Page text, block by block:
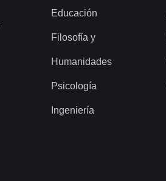
Educación
Filosofía y
Humanidades
Psicología
Ingeniería